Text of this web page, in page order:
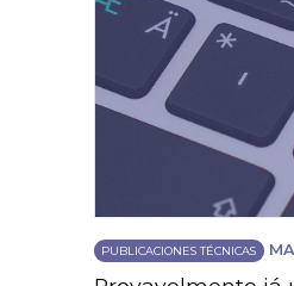
PUBLICACIONES TÉCNICAS